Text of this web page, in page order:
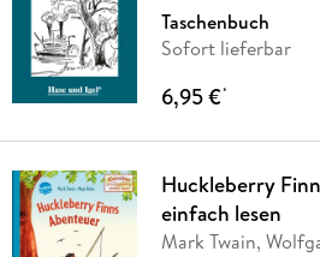
Taschenbuch
Sofort lieferbar
6,95 €*
Huckleberry
einfach lesen
Mark Twain,